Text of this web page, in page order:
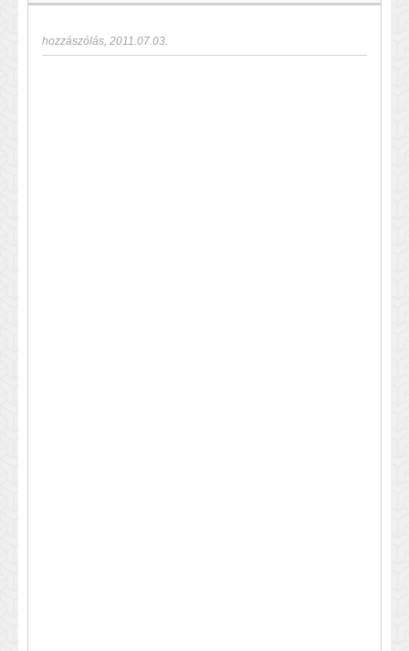
hozzászólás, 2011.07.03.